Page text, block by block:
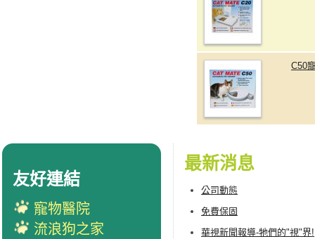
C50
最新消息
公司動態
免費保固
華視新聞報導-牠們的"視"界!
友好連結
寵物醫院
流浪狗之家